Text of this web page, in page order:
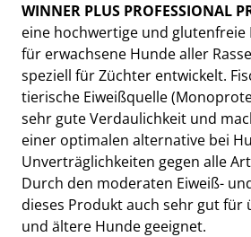
WINNER PLUS PROFESSIONAL
eine hochwertige und
für erwachsene Hunde aller
speziell für Züchter entwickelt.
tierische Eiweißquelle
sehr gute Verdaulichkeit und
einer optimalen alternative bei
Unverträglichkeiten gegen alle
Durch den moderaten Eiweiß-
dieses Produkt auch sehr gut für
und ältere Hunde geeignet.